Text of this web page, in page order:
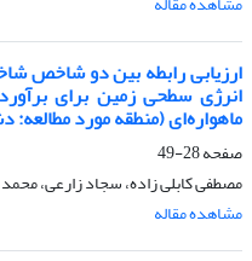
ارزیابی رابطه بین دو شاخص
انرژی سطحی زمین برای
ماهواره‌ای (منطقه مورد
صفحه28-49
مصطفی کابلی زاده، سجاد زارعی،
مشاهده مقاله